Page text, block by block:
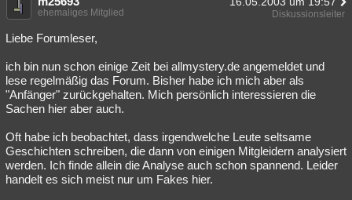
Menschen Mystery Kriminalfälle
Spiritualität Verschwörungen
Natur Umfragen Unterhaltung
weitere Rubriken
Philosophie Träume
Astronomie Helpdesk Gruppen Gaming Filme
Musik Clash Verbesserungen Allmystery
ehemaliges Mitglied Diskussionsleiter
Liebe Forumleser,
ich bin nun schon einige Zeit bei allmystery.de angemeldet und
lese regelmäßig das Forum. Bisher habe ich mich aber als
"Anfänger" zurückgehalten. Mich persönlich interessieren die
Sachen hier aber auch.
Oft habe ich beobachtet, dass irgendwelche Leute seltsame
Geschichten schreiben, die dann von einigen Mitgleidern analysiert
werden. Ich finde allein die Analyse auch schon spannend. Leider
handelt es sich meist nur um Fakes hier.